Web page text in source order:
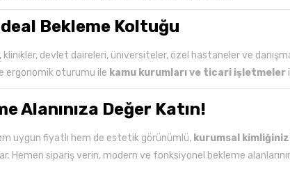
Bekleme Koltuğu
klinikler, devlet daireleri, üniversiteler, özel hastaneler ve
ergonomik oturumu ile kamu kurumları ve ticari işletmeler
Alanınıza Değer Katın!
uygun fiyatlı hem de estetik görünümlü, kurumsal
sipariş verin, modern ve fonksiyonel bekleme